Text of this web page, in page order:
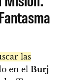
las
en el Burj